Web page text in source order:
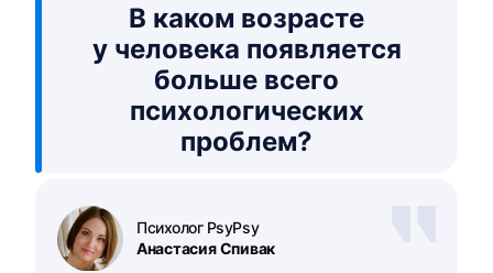
В каком возрасте
у человека появляется
больше всего
психологических
проблем?
Анастасия Спивак
Психолог PsyPsy